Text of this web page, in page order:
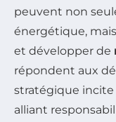
peuvent non
énergétique,
et développer de
répondent aux
stratégique
alliant